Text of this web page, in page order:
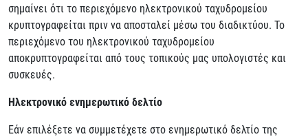
σημαίνει ότι το περιεχόμενο ηλεκτρονικού ταχυδρομείου
κρυπτογραφείται πριν να αποσταλεί μέσω του διαδικτύου. Το
περιεχόμενο του ηλεκτρονικού ταχυδρομείου
αποκρυπτογραφείται από τους τοπικούς μας υπολογιστές και
συσκευές.
Ηλεκτρονικό ενημερωτικό δελτίο
Εάν επιλέξετε να συμμετέχετε στο ενημερωτικό δελτίο της